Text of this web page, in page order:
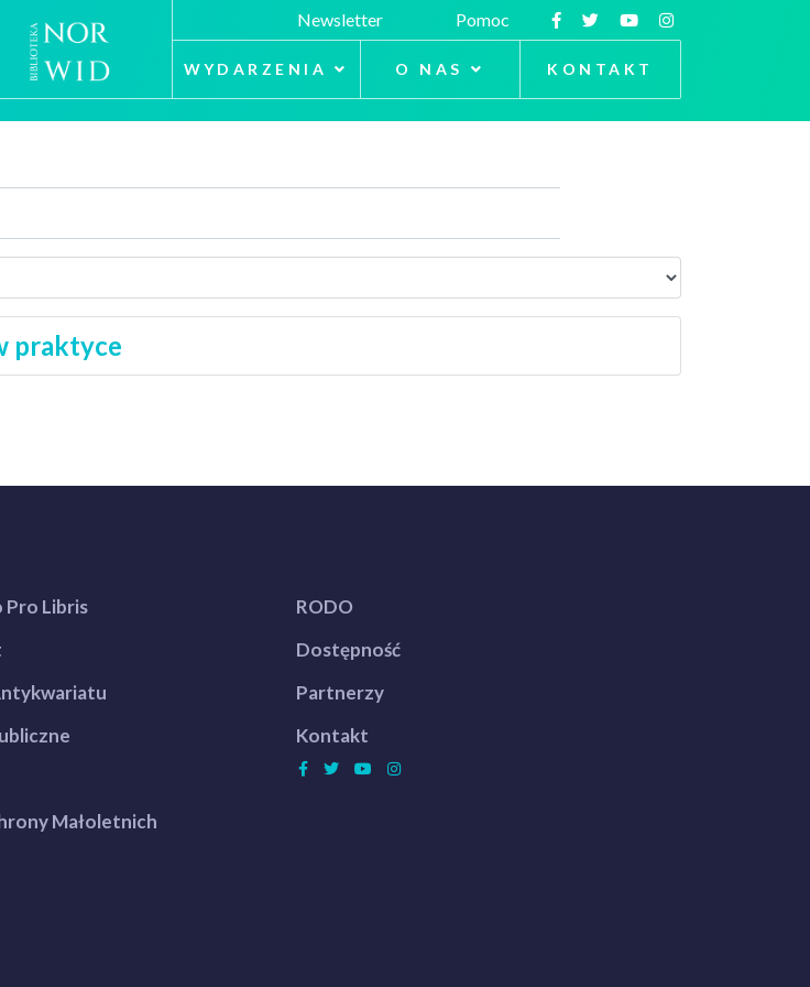
Newsletter Pomoc
WYDARZENIA O NAS KONTAKT
praktyce
Libris
Małoletnich
RODO
Dostępność
Partnerzy
Kontakt